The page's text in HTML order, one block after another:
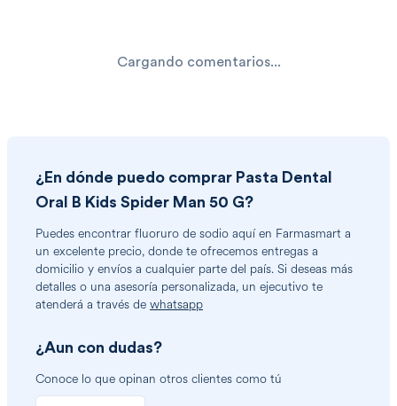
Cargando comentarios...
¿En dónde puedo comprar Pasta Dental
Oral B Kids Spider Man 50 G?
Puedes encontrar fluoruro de sodio aquí en Farmasmart a
un excelente precio, donde te ofrecemos entregas a
domicilio y envíos a cualquier parte del país. Si deseas más
detalles o una asesoría personalizada, un ejecutivo te
atenderá a través de whatsapp
¿Aun con dudas?
Conoce lo que opinan otros clientes como tú